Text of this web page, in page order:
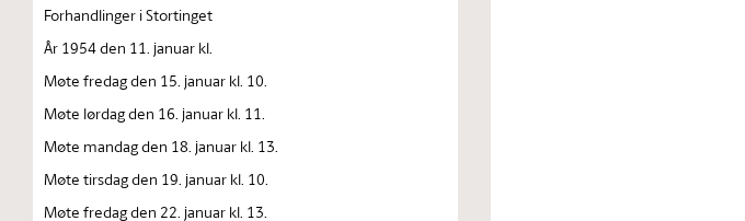
Forhandlinger i Stortinget
År 1954 den 11. januar kl.
Møte fredag den 15. januar kl. 10.
Møte lørdag den 16. januar kl. 11.
Møte mandag den 18. januar kl. 13.
Møte tirsdag den 19. januar kl. 10.
Møte fredag den 22. januar kl. 13.